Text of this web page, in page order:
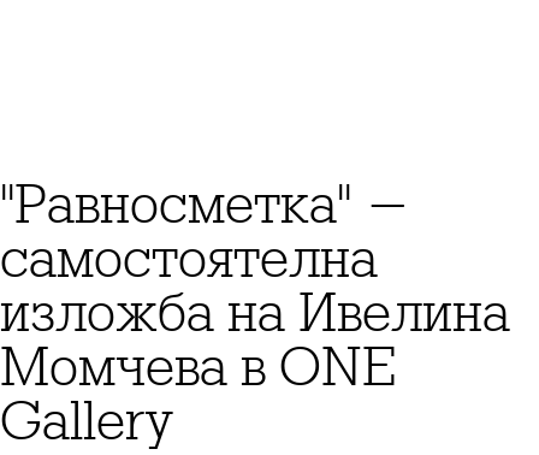
"Равносметка" -
самостоятелна
изложба на Ивелина
Момчева в ONE
Gallery